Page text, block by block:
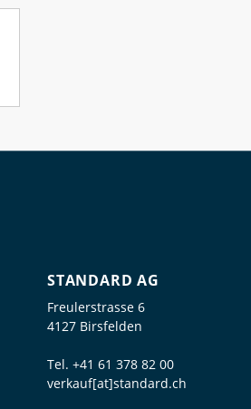
STANDARD AG
Freulerstrasse 6
4127 Birsfelden
Tel. +41 61 378 82 00
verkauf[at]standard.ch